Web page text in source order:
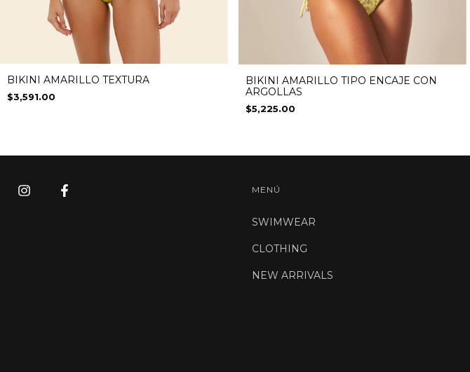
BIKINI AMARILLO TEXTURA
$3,591.00
BIKINI AMARILLO TIPO ENCAJE CON
ARGOLLAS
$5,225.00
MENÚ
SWIMWEAR
CLOTHING
NEW ARRIVALS